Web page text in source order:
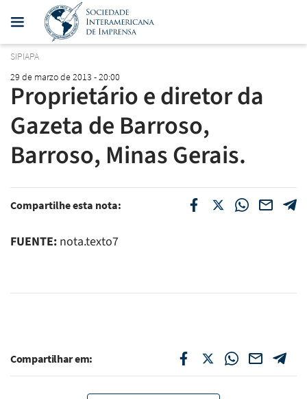
SIPIAPA
29 de marzo de 2013 - 20:00
Proprietário e diretor da
Gazeta de Barroso,
Barroso, Minas Gerais.
Compartilhe esta nota:
FUENTE: nota.texto7
Compartilhar em: